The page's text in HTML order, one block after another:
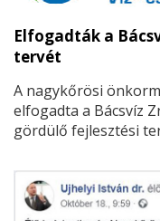
Elfogadták a
tervét
A nagykőrösi
elfogadta a Bácsvíz
gördülő fejlesztési